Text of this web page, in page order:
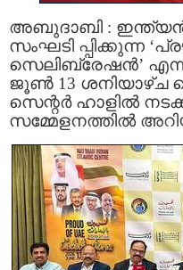
അബുദാബി : ഇന്ത്യൻ
സംഘടി പ്പിക്കുന്ന
സെലിബ്രേഷൻ’ എന്ന
ജൂൺ 13 ശനിയാഴ്ച
സെന്റർ ഹാളിൽ
സമ്മേളനത്തിൽ